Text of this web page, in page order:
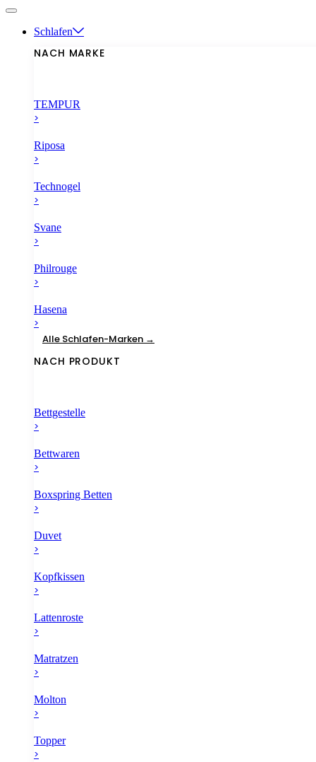
Schlafen
NACH MARKE
TEMPUR
>
Riposa
>
Technogel
>
Svane
>
Philrouge
>
Hasena
>
Alle Schlafen-Marken →
NACH PRODUKT
Bettgestelle
>
Bettwaren
>
Boxspring Betten
>
Duvet
>
Kopfkissen
>
Lattenroste
>
Matratzen
>
Molton
>
Topper
>